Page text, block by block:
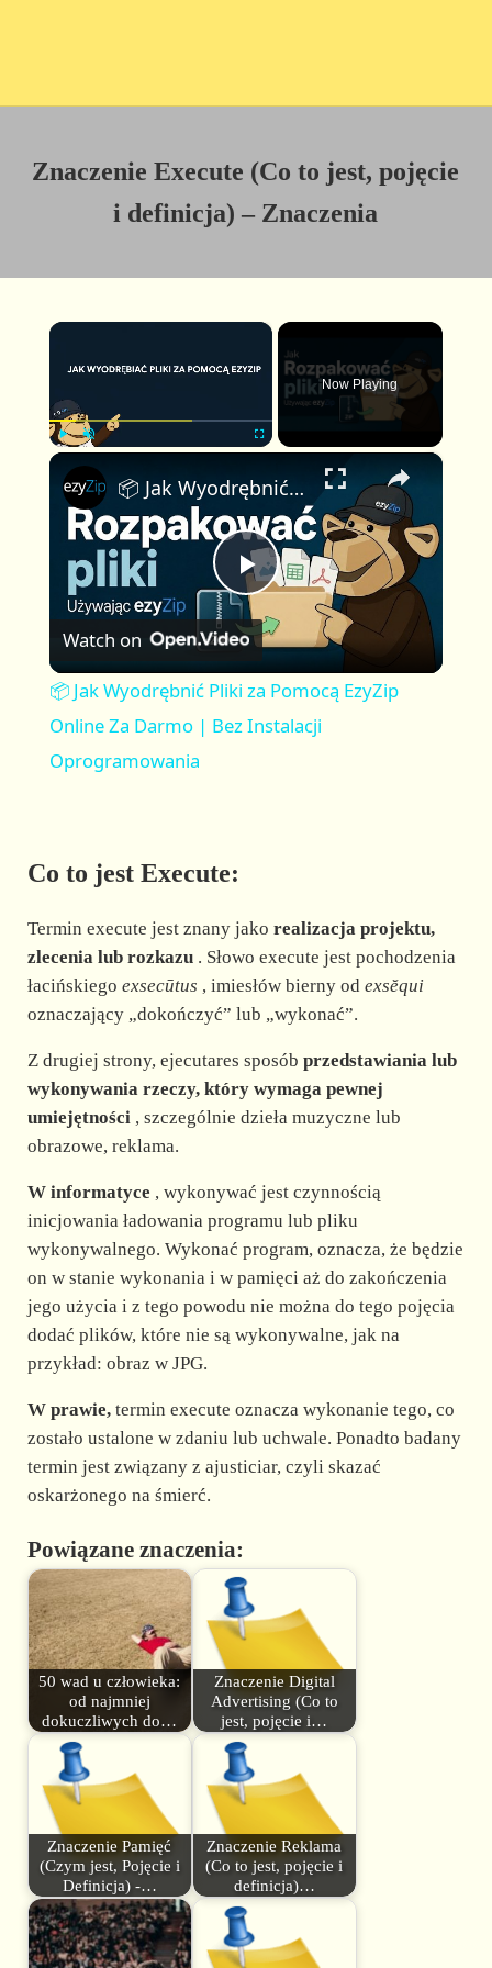
Znaczenie Execute (Co to jest, pojęcie
i definicja) – Znaczenia
×
l n
m
u
t
e
u
l
c
n
Now Playing
×
P
a
i
d
e
o
📦 Jak Wyodrębnić Pliki za Pomocą EzyZip Online Za Darmo | Bez Instalacji Oprogramowania
Watch on
📦 Jak Wyodrębnić Pliki za Pomocą EzyZip
Online Za Darmo | Bez Instalacji
Oprogramowania
Co to jest Execute:
Termin execute jest znany jako realizacja projektu,
zlecenia lub rozkazu. Słowo execute jest pochodzenia
łacińskiego exsecūtus , imiesłów bierny od exsĕqui
oznaczający „dokończyć” lub „wykonać”.
Z drugiej strony, ejecutares sposób przedstawiania lub
wykonywania rzeczy, który wymaga pewnej
umiejętności, szczególnie dzieła muzyczne lub
obrazowe, reklama.
W informatyce , wykonywać jest czynnością
inicjowania ładowania programu lub pliku
wykonywalnego. Wykonać program, oznacza, że będzie
on w stanie wykonania i w pamięci aż do zakończenia
jego użycia i z tego powodu nie można do tego pojęcia
dodać plików, które nie są wykonywalne, jak na
przykład: obraz w JPG.
W prawie,termin execute oznacza wykonanie tego, co
zostało ustalone w zdaniu lub uchwale. Ponadto badany
termin jest związany z ajusticiar, czyli skazać
oskarżonego na śmierć.
Powiązane znaczenia:
50 wad u człowieka:
od najmniej
dokuczliwych do…
Znaczenie Digital
Advertising (Co to
jest, pojęcie i…
Znaczenie Pamięć
(Czym jest, Pojęcie i
Definicja) -…
Znaczenie Reklama
(Co to jest, pojęcie i
definicja)…